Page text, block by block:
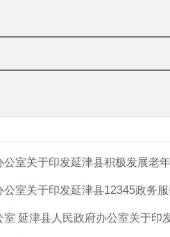
公室关于印发延津县积极发展老
公室关于印发延津县12345政务
津县人民政府办公室关于印发《2024年延